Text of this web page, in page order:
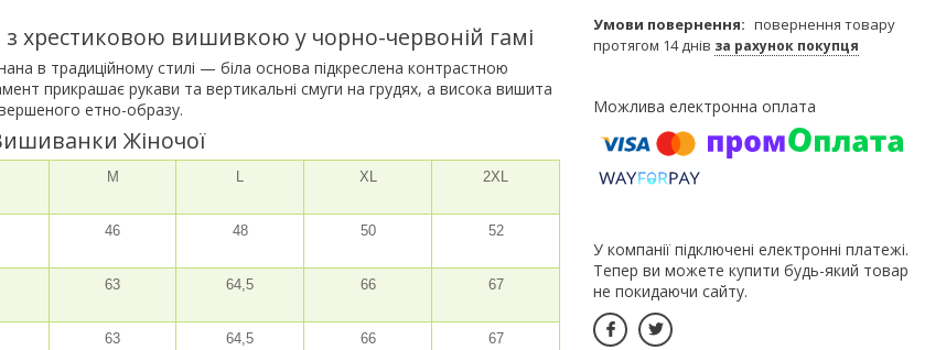
хрестиковою вишивкою у чорно-червоній гамі
в традиційному стилі — біла основа підкреслена контрастною
прикрашає рукави та вертикальні смуги на грудях, а висока вишита
етно-образу.
Жіночої
M L XL 2XL
46 48 50 52
63 64,5 66 67
63 64,5 66 67
повернення товару
протягом 14 днів за рахунок покупця
У компанії підключені електронні платежі.
Тепер ви можете купити будь-який товар
не покидаючи сайту.